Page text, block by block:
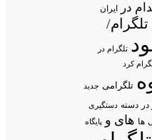
در ایران
تلگرام/
تلگرام در
کرد
تلگرامی جدید
در دسته دستگیری
ها های و پایگاه